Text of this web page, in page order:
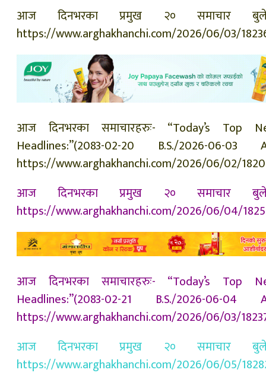
आज दिनभरका प्रमुख २० समाचार
https://www.arghakhanchi.com/2026/06/03/
आज दिनभरका समाचारहरुः- “Today’s Top
Headlines:”(2083-02-20 B.S./2026-06-03
https://www.arghakhanchi.com/2026/06/02/
आज दिनभरका प्रमुख २० समाचार
https://www.arghakhanchi.com/2026/06/04/
आज दिनभरका समाचारहरुः- “Today’s Top
Headlines:”(2083-02-21 B.S./2026-06-04
https://www.arghakhanchi.com/2026/06/03/
आज दिनभरका प्रमुख २० समाचार
https://www.arghakhanchi.com/2026/06/05/